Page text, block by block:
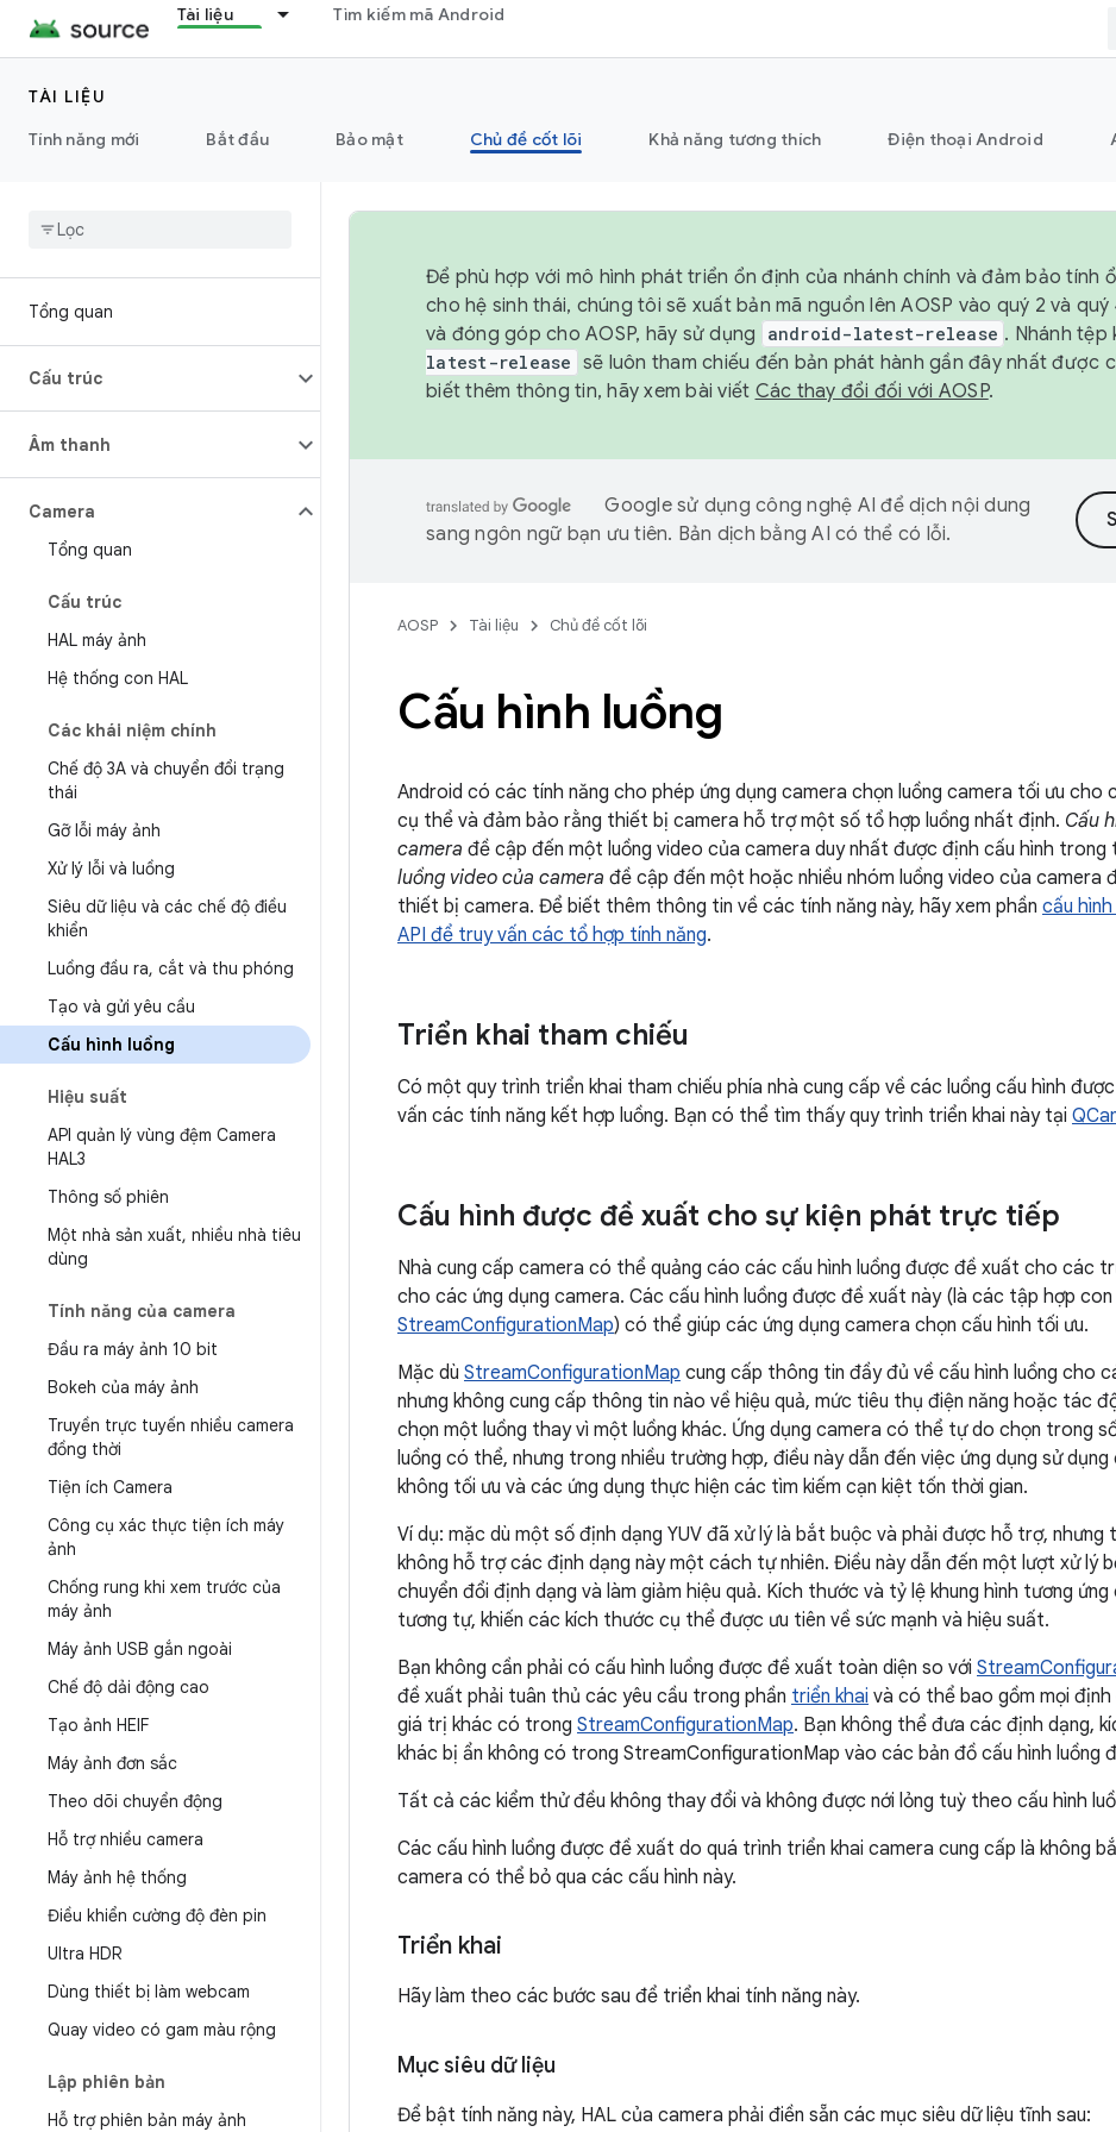
Tài liệu Tìm kiếm mã Android
TÀI LIỆU
Tính năng mới
Bắt đầu Bảo mật Chủ đề cốt lõi Khả năng tương thích Điện thoại Android
Tổng quan
Cấu trúc
Âm thanh
Camera
Tổng quan
Cấu trúc
HAL máy ảnh
Hệ thống con HAL
Các khái niệm chính
Chế độ 3A và chuyển đổi trạng
thái
Gỡ lỗi máy ảnh
Xử lý lỗi và luồng
Siêu dữ liệu và các chế độ điều
khiển
Luồng đầu ra, cắt và thu phóng
Tạo và gửi yêu cầu
Cấu hình luồng
Hiệu suất
API quản lý vùng đệm Camera
HAL3
Thông số phiên
Một nhà sản xuất, nhiều nhà tiêu
dùng
Tính năng của camera
Đầu ra máy ảnh 10 bit
Bokeh của máy ảnh
Truyền trực tuyến nhiều camera
đồng thời
Tiện ích Camera
Công cụ xác thực tiện ích máy
ảnh
Chống rung khi xem trước của
máy ảnh
Máy ảnh USB gắn ngoài
Chế độ dải động cao
Tạo ảnh HEIF
Máy ảnh đơn sắc
Theo dõi chuyển động
Hỗ trợ nhiều camera
Máy ảnh hệ thống
Điều khiển cường độ đèn pin
Ultra HDR
Dùng thiết bị làm webcam
Quay video có gam màu rộng
Lập phiên bản
Hỗ trợ phiên bản máy ảnh
Để phù hợp với mô hình phát triển ổn định của nhánh chính và đảm bảo tính
cho hệ sinh thái, chúng tôi sẽ xuất bản mã nguồn lên AOSP vào quý 2 và
và đóng góp cho AOSP, hãy sử dụng
android-latest-release . Nhánh tệp
latest-release sẽ luôn tham chiếu đến bản phát hành gần đây nhất được
biết thêm thông tin, hãy xem bài viết Các thay đổi đối với AOSP.
Google sử dụng công nghệ AI để dịch nội dung
sang ngôn ngữ bạn ưu tiên. Bản dịch bằng AI có thể có lỗi.
AOSP Tài liệu Chủ đề cốt lõi
Cấu hình luồng
Android có các tính năng cho phép ứng dụng camera chọn luồng camera tối ưu cho
cụ thể và đảm bảo rằng thiết bị camera hỗ trợ một số tổ hợp luồng nhất định. Cấu
camera đề cập đến một luồng video của camera duy nhất được định cấu hình
luồng video của camera đề cập đến một hoặc nhiều nhóm luồng video của camera
thiết bị camera. Để biết thêm thông tin về các tính năng này, hãy xem phần cấu
API để truy vấn các tổ hợp tính năng.
Triển khai tham chiếu
Có một quy trình triển khai tham chiếu phía nhà cung cấp về các luồng cấu hình
vấn các tính năng kết hợp luồng. Bạn có thể tìm thấy quy trình triển khai này tại
Cấu hình được đề xuất cho sự kiện phát trực tiếp
Nhà cung cấp camera có thể quảng cáo các cấu hình luồng được đề xuất cho các
cho các ứng dụng camera. Các cấu hình luồng được đề xuất này (là các tập hợp
StreamConfigurationMap) có thể giúp các ứng dụng camera chọn cấu hình tối ưu.
Mặc dù StreamConfigurationMap cung cấp thông tin đầy đủ về cấu hình luồng cho
nhưng không cung cấp thông tin nào về hiệu quả, mức tiêu thụ điện năng hoặc tác
chọn một luồng thay vì một luồng khác. Ứng dụng camera có thể tự do chọn trong
luồng có thể, nhưng trong nhiều trường hợp, điều này dẫn đến việc ứng dụng sử
không tối ưu và các ứng dụng thực hiện các tìm kiếm cạn kiệt tốn thời gian.
Ví dụ: mặc dù một số định dạng YUV đã xử lý là bắt buộc và phải được hỗ trợ,
không hỗ trợ các định dạng này một cách tự nhiên. Điều này dẫn đến một lượt xử lý
chuyển đổi định dạng và làm giảm hiệu quả. Kích thước và tỷ lệ khung hình tương
tương tự, khiến các kích thước cụ thể được ưu tiên về sức mạnh và hiệu suất.
Bạn không cần phải có cấu hình luồng được đề xuất toàn diện so với
đề xuất phải tuân thủ các yêu cầu trong phần triển khai và có thể bao gồm mọi
giá trị khác có trong StreamConfigurationMap. Bạn không thể đưa các định dạng,
khác bị ẩn không có trong StreamConfigurationMap vào các bản đồ cấu hình luồng
Tất cả các kiểm thử đều không thay đổi và không được nới lỏng tuỳ theo cấu hình
Các cấu hình luồng được đề xuất do quá trình triển khai camera cung cấp là không
camera có thể bỏ qua các cấu hình này.
Triển khai
Hãy làm theo các bước sau để triển khai tính năng này.
Mục siêu dữ liệu
Để bật tính năng này, HAL của camera phải điền sẵn các mục siêu dữ liệu tĩnh sau: